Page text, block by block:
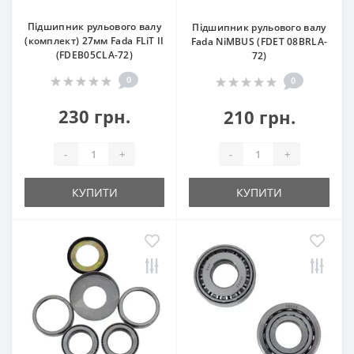
Підшипник рульового валу
(комплект) 27мм Fada FLiT II
(FDEB05СLA-72)
0
230 грн.
- +
КУПИТИ
Підшипник рульового валу
Fada NiMBUS (FDET 08BRLA-
72)
0
210 грн.
- +
КУПИТИ